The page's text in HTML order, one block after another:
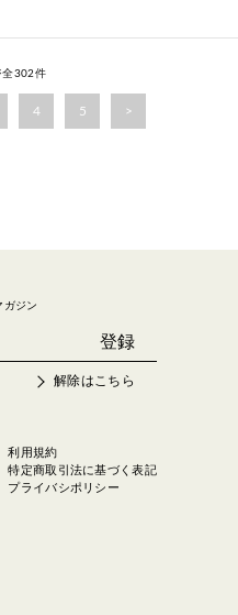
302件
4 5
ガジン
解除はこちら
利用規約
特定商取引法に基づく表記
プライバシポリシー